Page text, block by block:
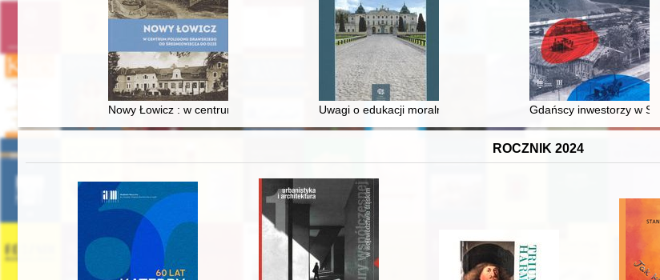
Nowy Łowicz : w centrum poligonu drawskiego od średniowiecza do dziśUwagi o edukacji moralnej synów szlacheckich w XVI-wiecznej
Gdańscy inwestorzy w
ROCZNIK 2024